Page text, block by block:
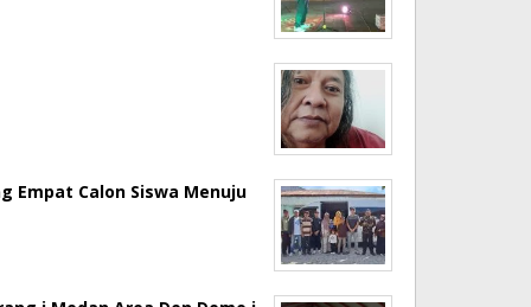
Empat Calon Siswa Menuju